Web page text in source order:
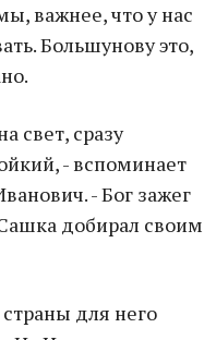
важнее, что у нас
Большунову это,
свет, сразу
- вспоминает
- Бог зажег
добирал своим
для него